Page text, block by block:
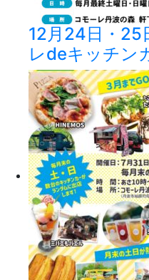
12月24日・25
レdeキッチン